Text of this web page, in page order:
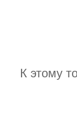
К этому